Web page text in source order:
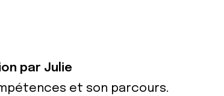
par Julie
et son parcours.